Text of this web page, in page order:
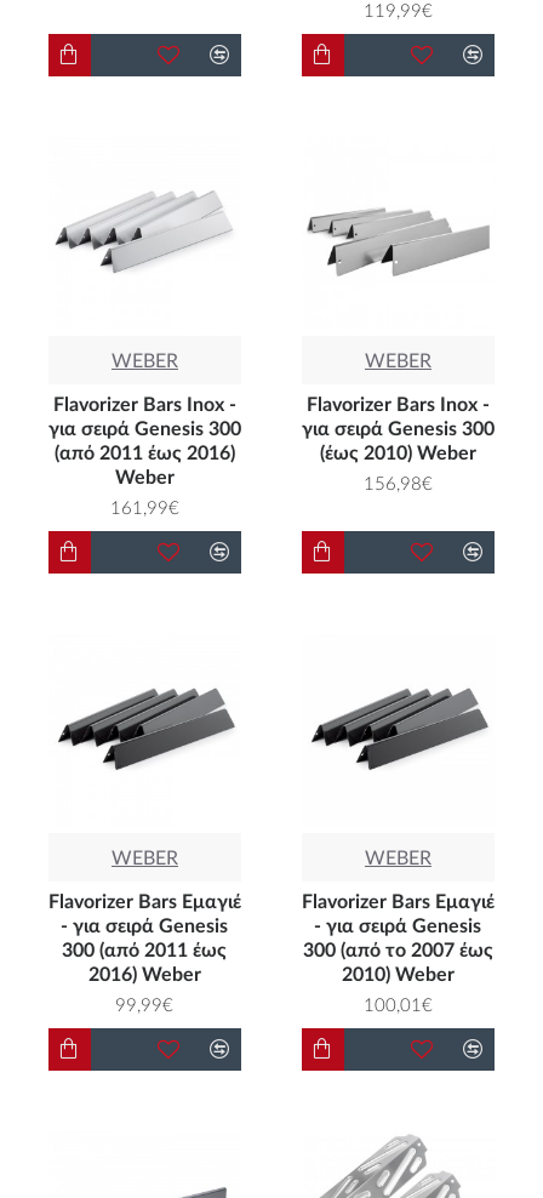
119,99€
WEBER
Flavorizer Bars Inox -
για σειρά Genesis 300
(από 2011 έως 2016)
Weber
161,99€
WEBER
Flavorizer Bars Inox -
για σειρά Genesis 300
(έως 2010) Weber
156,98€
WEBER
Flavorizer Bars Εμαγιέ
- για σειρά Genesis
300 (από 2011 έως
2016) Weber
99,99€
WEBER
Flavorizer Bars Εμαγιέ
- για σειρά Genesis
300 (από το 2007 έως
2010) Weber
100,01€